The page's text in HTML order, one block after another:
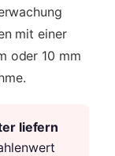
mit einer
oder 10 mm
liefern